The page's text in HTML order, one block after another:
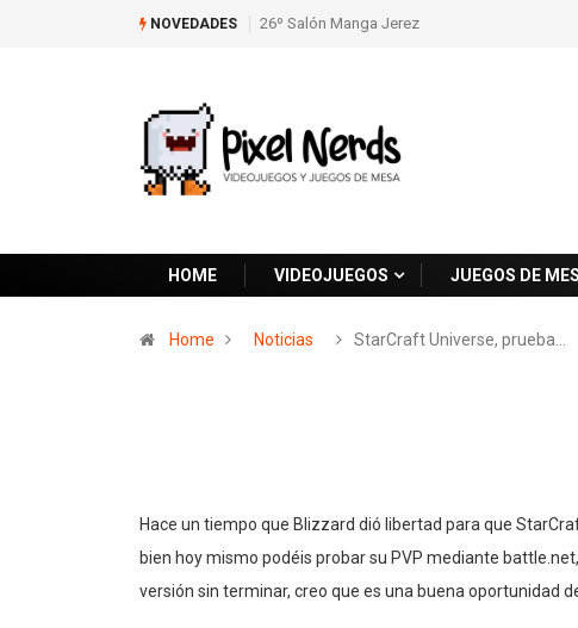
NOVEDADES 26º Salón Manga Jerez
HOME VIDEOJUEGOS JUEGOS DE
Home Noticias StarCraft Universe, prueba…
Hace un tiempo que Blizzard dió libertad para que
bien hoy mismo podéis probar su PVP mediante
versión sin terminar, creo que es una buena oportunidad